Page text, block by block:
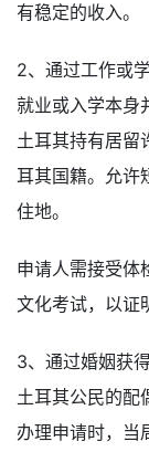
有稳定的收入。
2、通过工作或
就业或入学本身
土耳其持有居留
耳其国籍。允许
住地。
申请人需接受体
文化考试，以证
3、通过婚姻获
土耳其公民的配
办理申请时，当